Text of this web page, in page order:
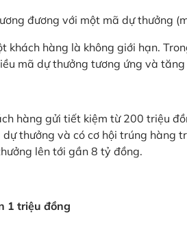
đương với một mã dự thưởng
khách hàng là không giới hạn.
mã dự thưởng tương ứng và
hàng gửi tiết kiệm từ 200 triệu
thưởng và có cơ hội trúng hàng
lên tới gần 8 tỷ đồng.
1 triệu đồng